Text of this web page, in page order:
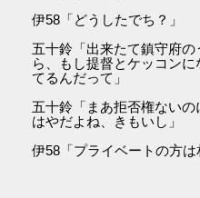
伊58「どうしたでち？」
五十鈴「出来たて鎮守府
ら、もし提督とケッコン
てるんだって」
五十鈴「まあ拒否権ない
はやだよね、きもいし」
伊58「プライベートの方は